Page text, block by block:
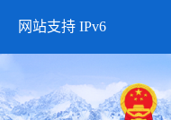
网站支持 IPv6